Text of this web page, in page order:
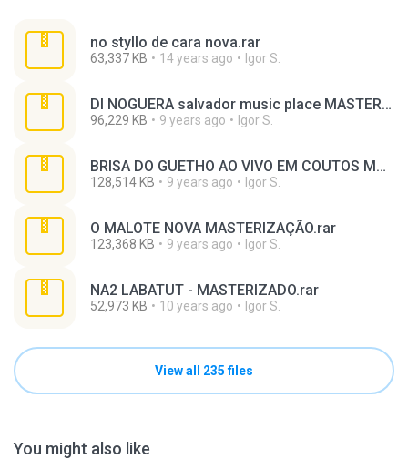
no styllo de cara nova.rar
63,337 KB 14 years ago Igor S.
DI NOGUERA salvador music place MASTERIZADO.rar
96,229 KB 9 years ago Igor S.
BRISA DO GUETHO AO VIVO EM COUTOS MASTERIZADO.rar
128,514 KB 9 years ago Igor S.
O MALOTE NOVA MASTERIZAÇÃO.rar
123,368 KB 9 years ago Igor S.
NA2 LABATUT - MASTERIZADO.rar
52,973 KB 10 years ago Igor S.
View all 235 files
You might also like